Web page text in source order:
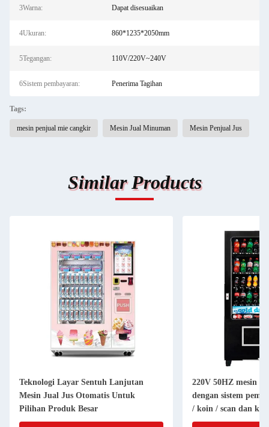
3Warna: Dapat disesuaikan
4Ukuran: 860*1235*2050mm
5Tegangan: 110V/220V~240V
6Sistem pembayaran: Penerima Tagihan
Tags:
mesin penjual mie cangkir Mesin Jual Minuman Mesin Penjual Jus
Similar Products
Teknologi Layar Sentuh Lanjutan
Mesin Jual Jus Otomatis Untuk
Pilihan Produk Besar
220V 50HZ mesin
dengan sistem
/ koin / scan dan
stiker